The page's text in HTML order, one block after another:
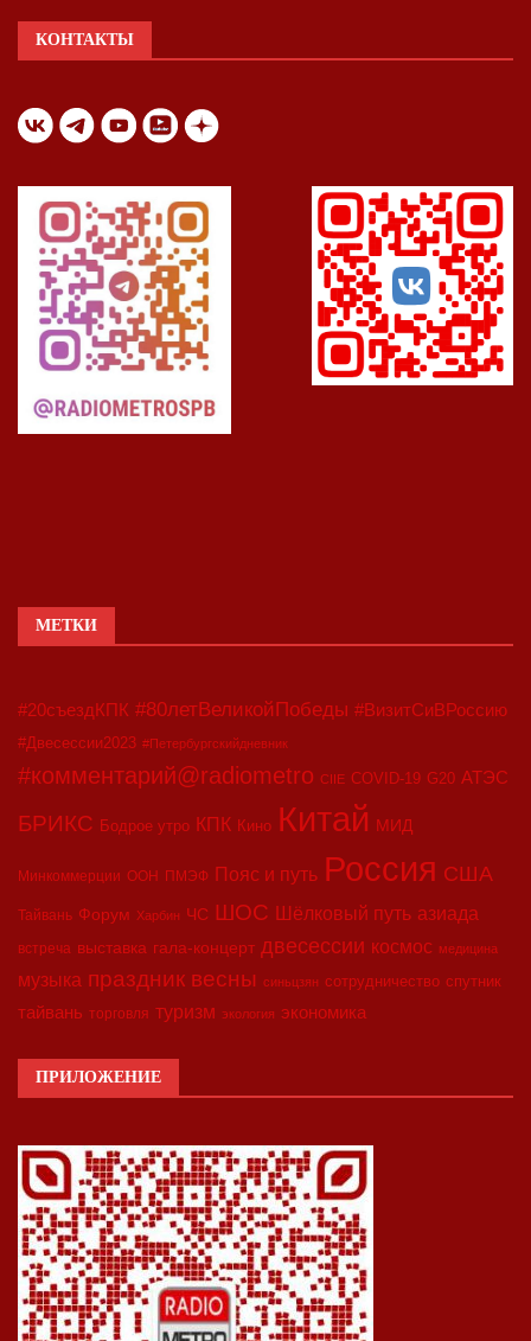
КОНТАКТЫ
МЕТКИ
#20съездКПК #80летВеликойПобеды #ВизитСиВРоссию
#Двесессии2023 #Петербургскийдневник
#комментарий@radiometro CIIE COVID-19 G20 АТЭС
БРИКС Бодрое утро КПК Кино Китай МИД
Минкоммерции ООН ПМЭФ Пояс и путь Россия США
Тайвань Форум Харбин ЧС ШОС Шёлковый путь азиада
встреча выставка гала-концерт двесессии космос медицина
музыка праздник весны синьцзян сотрудничество спутник
тайвань торговля туризм экология экономика
ПРИЛОЖЕНИЕ